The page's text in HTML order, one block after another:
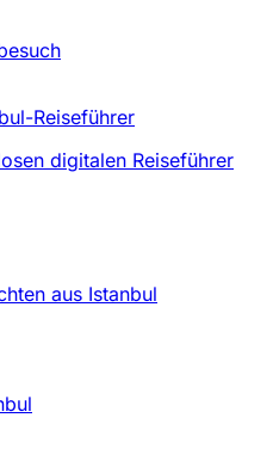
Reiseführer
digitalen Reiseführer
aus Istanbul